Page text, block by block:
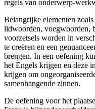
regels van onderwerp-
Belangrijke elementen
lidwoorden, voegwoorden,
voorzetsels worden in
te creëren en een
brengen. In een oefening
het Engels krijgen en deze
krijgen om
samenhangende zinnen.
De oefening voor het